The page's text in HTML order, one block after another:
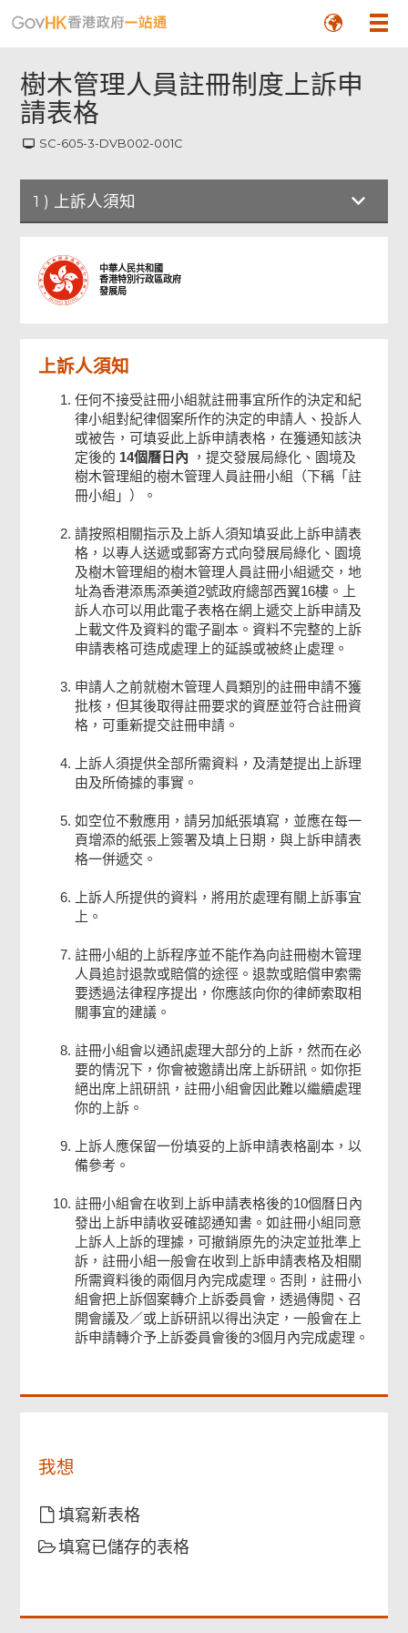
樹木管理人員註冊制度上訴申
請表格
SC-605-3-DVB002-001C
1 ) 上訴人須知
上訴人須知
樹木管理人員註冊制度上訴申請表格
檢查及確認
確認通知書
中華人民共和國
香港特別行政區政府
發展局
上訴人須知
任何不接受註冊小組就註冊事宜所作的決定和紀
律小組對紀律個案所作的決定的申請人、投訴人
或被告，可填妥此上訴申請表格，在獲通知該決
定後的 14個曆日內
，提交發展局綠化、園境及
樹木管理組的樹木管理人員註冊小組（下稱「註
冊小組」）。
請按照相關指示及上訴人須知填妥此上訴申請表
格，以專人送遞或郵寄方式向發展局綠化、園境
及樹木管理組的樹木管理人員註冊小組遞交，地
址為香港添馬添美道2號政府總部西翼16樓。上
訴人亦可以用此電子表格在網上遞交上訴申請及
上載文件及資料的電子副本。資料不完整的上訴
申請表格可造成處理上的延誤或被終止處理。
申請人之前就樹木管理人員類別的註冊申請不獲
批核，但其後取得註冊要求的資歷並符合註冊資
格，可重新提交註冊申請。
上訴人須提供全部所需資料，及清楚提出上訴理
由及所倚據的事實。
如空位不敷應用，請另加紙張填寫，並應在每一
頁增添的紙張上簽署及填上日期，與上訴申請表
格一併遞交。
上訴人所提供的資料，將用於處理有關上訴事宜
上。
註冊小組的上訴程序並不能作為向註冊樹木管理
人員追討退款或賠償的途徑。退款或賠償申索需
要透過法律程序提出，你應該向你的律師索取相
關事宜的建議。
註冊小組會以通訊處理大部分的上訴，然而在必
要的情況下，你會被邀請出席上訴研訊。如你拒
絕出席上訊研訊，註冊小組會因此難以繼續處理
你的上訴。
上訴人應保留一份填妥的上訴申請表格副本，以
備參考。
註冊小組會在收到上訴申請表格後的10個曆日內
發出上訴申請收妥確認通知書。如註冊小組同意
上訴人上訴的理據，可撤銷原先的決定並批準上
訴，註冊小組一般會在收到上訴申請表格及相關
所需資料後的兩個月內完成處理。否則，註冊小
組會把上訴個案轉介上訴委員會，透過傳閱、召
開會議及／或上訴研訊以得出決定，一般會在上
訴申請轉介予上訴委員會後的3個月內完成處理。
我想
填寫新表格
填寫已儲存的表格